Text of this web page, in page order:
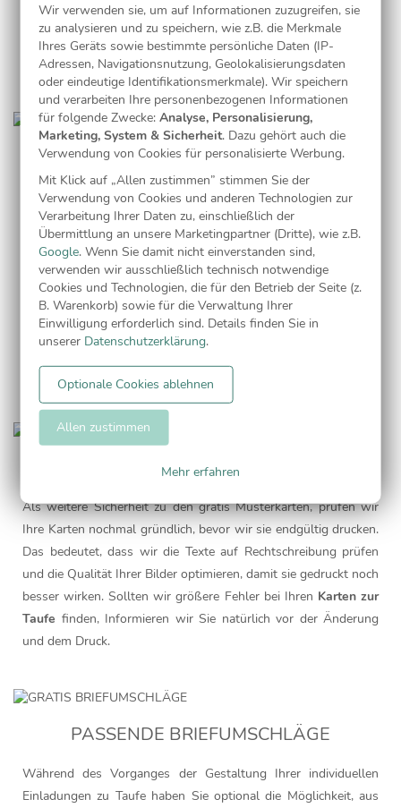
wie möglich in Ihren Händen halten möchten, haben Sie
zusätzlich die Möglichkeit, zwischen zwei weiteren, noch
schnelleren Versandarten zu wählen.
GRATIS MUSTERKARTEN
Fällt es Ihnen schwer, sich zwischen verschiedenenTaufkarten
zu entscheiden oder möchten Sie Ihren Entwurf vor der
endgültigen Bestellung einfach gern einmal in den Händen
halten, um sich von der Papier- und Druckqualität zu
überzeugen? Dann bestellen Sie doch einfach bis zu drei gratis
Musterkarten Ihrer Taufkarte, um ganz sicher zu gehen, dass
das Ergebnis Ihren Vorstellungen entspricht. Durch diesen
Service haben Sie die Möglichkeit, ohne zusätzliche Kosten die
SORGFÄLTIGE QUALITÄTSKONTROLLE
Als weitere Sicherheit zu den gratis Musterkarten, prüfen wir
Ihre Karten nochmal gründlich, bevor wir sie endgültig drucken.
Das bedeutet, dass wir die Texte auf Rechtschreibung prüfen
und die Qualität Ihrer Bilder optimieren, damit sie gedruckt noch
besser wirken. Sollten wir größere Fehler bei Ihren Karten zur
Taufe finden, Informieren wir Sie natürlich vor der Änderung
und dem Druck.
PASSENDE BRIEFUMSCHLÄGE
Während des Vorganges der Gestaltung Ihrer individuellen
Einladungen zu Taufe haben Sie optional die Möglichkeit, aus
Wir verwenden sie, um auf Informationen zuzugreifen, sie
zu analysieren und zu speichern, wie z.B. die Merkmale
Ihres Geräts sowie bestimmte persönliche Daten (IP-
Adressen, Navigationsnutzung, Geolokalisierungsdaten
oder eindeutige Identifikationsmerkmale). Wir speichern
und verarbeiten Ihre personenbezogenen Informationen
für folgende Zwecke:Analyse, Personalisierung,
Marketing, System & Sicherheit. Dazu gehört auch die
Verwendung von Cookies für personalisierte Werbung.
Mit Klick auf „Allen zustimmen” stimmen Sie der
Verwendung von Cookies und anderen Technologien zur
Verarbeitung Ihrer Daten zu, einschließlich der
Übermittlung an unsere Marketingpartner (Dritte), wie z.B.
Google. Wenn Sie damit nicht einverstanden sind,
verwenden wir ausschließlich technisch notwendige
Cookies und Technologien, die für den Betrieb der Seite (z.
B. Warenkorb) sowie für die Verwaltung Ihrer
Einwilligung erforderlich sind. Details finden Sie in
unserer Datenschutzerklärung.
Mehr erfahren
Optionale Cookies ablehnen
Allen zustimmen